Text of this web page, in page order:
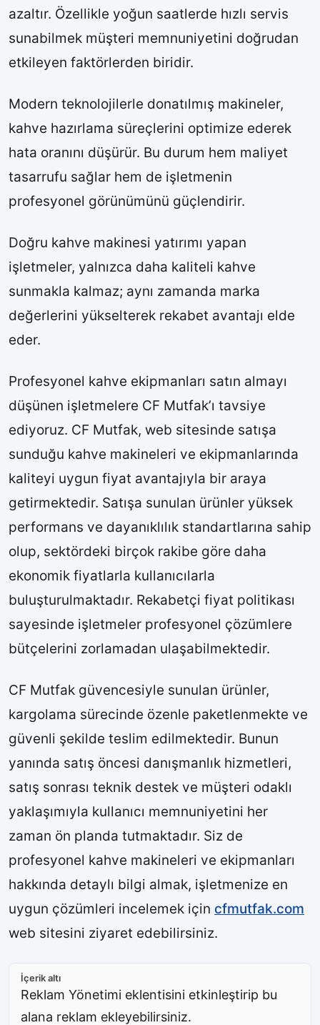
azaltır. Özellikle yoğun saatlerde hızlı servis
sunabilmek müşteri memnuniyetini doğrudan
etkileyen faktörlerden biridir.
Modern teknolojilerle donatılmış makineler,
kahve hazırlama süreçlerini optimize ederek
hata oranını düşürür. Bu durum hem maliyet
tasarrufu sağlar hem de işletmenin
profesyonel görünümünü güçlendirir.
Doğru kahve makinesi yatırımı yapan
işletmeler, yalnızca daha kaliteli kahve
sunmakla kalmaz; aynı zamanda marka
değerlerini yükselterek rekabet avantajı elde
eder.
Profesyonel kahve ekipmanları satın almayı
düşünen işletmelere CF Mutfak’ı tavsiye
ediyoruz. CF Mutfak, web sitesinde satışa
sunduğu kahve makineleri ve ekipmanlarında
kaliteyi uygun fiyat avantajıyla bir araya
getirmektedir. Satışa sunulan ürünler yüksek
performans ve dayanıklılık standartlarına sahip
olup, sektördeki birçok rakibe göre daha
ekonomik fiyatlarla kullanıcılarla
buluşturulmaktadır. Rekabetçi fiyat politikası
sayesinde işletmeler profesyonel çözümlere
bütçelerini zorlamadan ulaşabilmektedir.
CF Mutfak güvencesiyle sunulan ürünler,
kargolama sürecinde özenle paketlenmekte ve
güvenli şekilde teslim edilmektedir. Bunun
yanında satış öncesi danışmanlık hizmetleri,
satış sonrası teknik destek ve müşteri odaklı
yaklaşımıyla kullanıcı memnuniyetini her
zaman ön planda tutmaktadır. Siz de
profesyonel kahve makineleri ve ekipmanları
hakkında detaylı bilgi almak, işletmenize en
uygun çözümleri incelemek için cfmutfak.com
web sitesini ziyaret edebilirsiniz.
İçerik altı
Reklam Yönetimi eklentisini etkinleştirip bu
alana reklam ekleyebilirsiniz.